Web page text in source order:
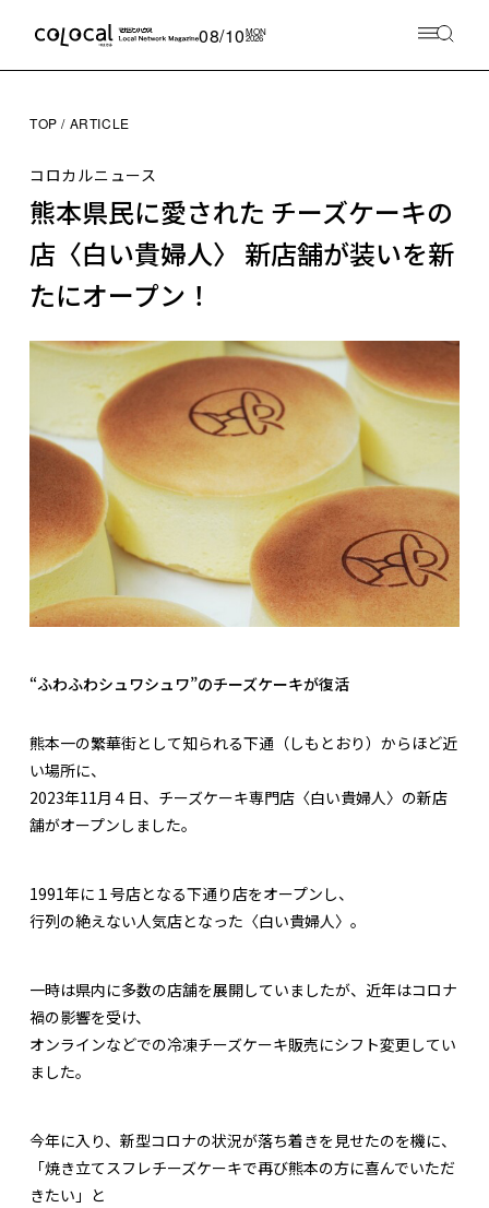
08/10MON
2026
TOP ARTICLE
コロカルニュース
熊本県民に愛された チーズケーキの
店〈白い貴婦人〉 新店舗が装いを新
たにオープン！
“ふわふわシュワシュワ”のチーズケーキが復活
熊本一の繁華街として知られる下通（しもとおり）からほど近
い場所に、
2023年11月４日、チーズケーキ専門店〈白い貴婦人〉の新店
舗がオープンしました。
1991年に１号店となる下通り店をオープンし、
行列の絶えない人気店となった〈白い貴婦人〉。
一時は県内に多数の店舗を展開していましたが、近年はコロナ
禍の影響を受け、
オンラインなどでの冷凍チーズケーキ販売にシフト変更してい
ました。
今年に入り、新型コロナの状況が落ち着きを見せたのを機に、
「焼き立てスフレチーズケーキで再び熊本の方に喜んでいただ
きたい」と